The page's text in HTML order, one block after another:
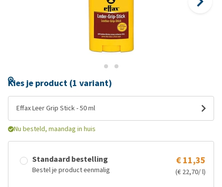
Kies je product (1 variant)
Effax Leer Grip Stick - 50 ml
Nu besteld, maandag in huis
Standaard bestelling
Bestel je product eenmalig
€ 11,35
(€ 22,70/ l)